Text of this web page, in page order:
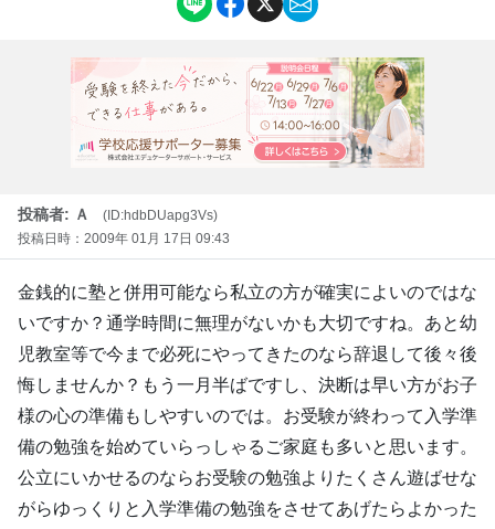
投稿者: Ａ
(ID:hdbDUapg3Vs)
投稿日時：2009年 01月 17日 09:43
金銭的に塾と併用可能なら私立の方が確実によいのではな
いですか？通学時間に無理がないかも大切ですね。あと幼
児教室等で今まで必死にやってきたのなら辞退して後々後
悔しませんか？もう一月半ばですし、決断は早い方がお子
様の心の準備もしやすいのでは。お受験が終わって入学準
備の勉強を始めていらっしゃるご家庭も多いと思います。
公立にいかせるのならお受験の勉強よりたくさん遊ばせな
がらゆっくりと入学準備の勉強をさせてあげたらよかった